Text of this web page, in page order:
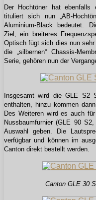
Der Hochtöner hat ebenfalls
tituliert sich nun „AB-
Aluminium-Black bedeutet.
Ziel, ein breiteres
Optisch fügt sich dies nun
die „silbernen“ Chassis-
Serie, gehören nun der
Insgesamt wird die GLE S2
enthalten, hinzu kommen
Des Weiteren wird es auch
Nussbaumfurnier (GLE 90
Auswahl geben. Die
verfügbar und können im
Canton direkt bestellt werden.
Canton GLE 30